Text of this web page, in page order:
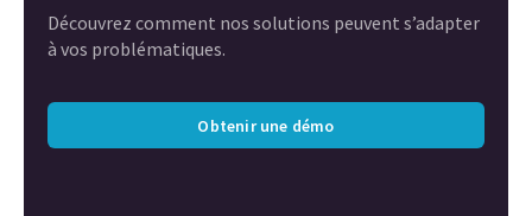
Découvrez comment nos solutions peuvent s’adapter
à vos problématiques.
Obtenir une démo